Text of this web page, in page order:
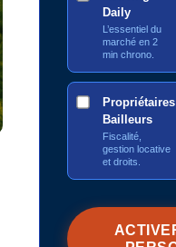
Daily
L’essentiel du
marché en 2
min chrono.
Propriétaires
Bailleurs
Fiscalité,
gestion locative
et droits.